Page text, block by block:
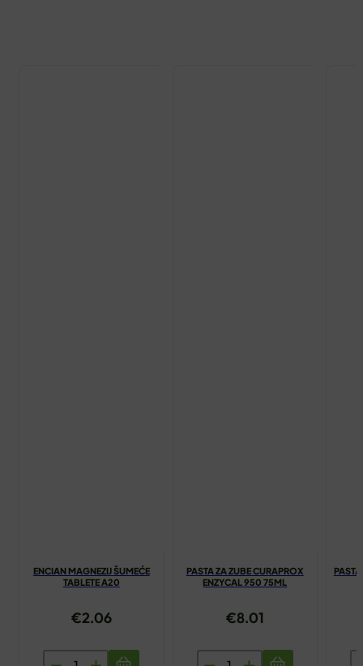
ENCIAN MAGNEZIJ ŠUMEĆE
TABLETE A20
€2.06
ENCIAN
PASTA ZA ZUBE CURAPROX
ENZYCAL 950 75ML
€8.01
PASTA